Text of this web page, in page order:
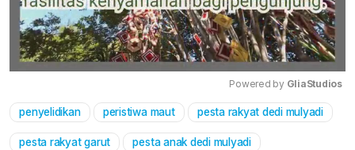
Mute
Powered by GliaStudios
penyelidikan peristiwa maut pesta rakyat dedi mulyadi
pesta rakyat garut pesta anak dedi mulyadi